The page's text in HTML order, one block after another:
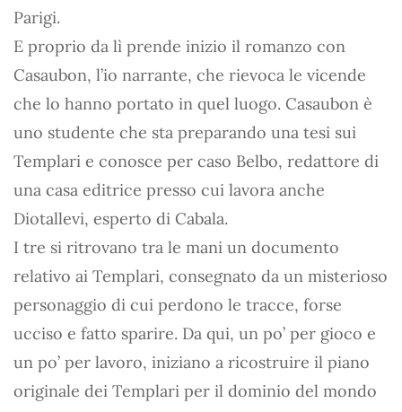
Parigi.
E proprio da lì prende inizio il romanzo con
Casaubon, l’io narrante, che rievoca le vicende
che lo hanno portato in quel luogo. Casaubon è
uno studente che sta preparando una tesi sui
Templari e conosce per caso Belbo, redattore di
una casa editrice presso cui lavora anche
Diotallevi, esperto di Cabala.
I tre si ritrovano tra le mani un documento
relativo ai Templari, consegnato da un misterioso
personaggio di cui perdono le tracce, forse
ucciso e fatto sparire. Da qui, un po’ per gioco e
un po’ per lavoro, iniziano a ricostruire il piano
originale dei Templari per il dominio del mondo